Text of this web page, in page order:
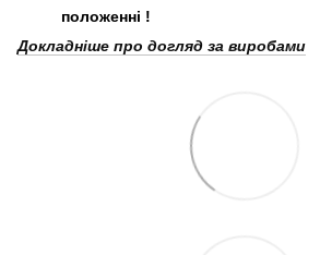
положенні !
Докладніше про догляд за виробами